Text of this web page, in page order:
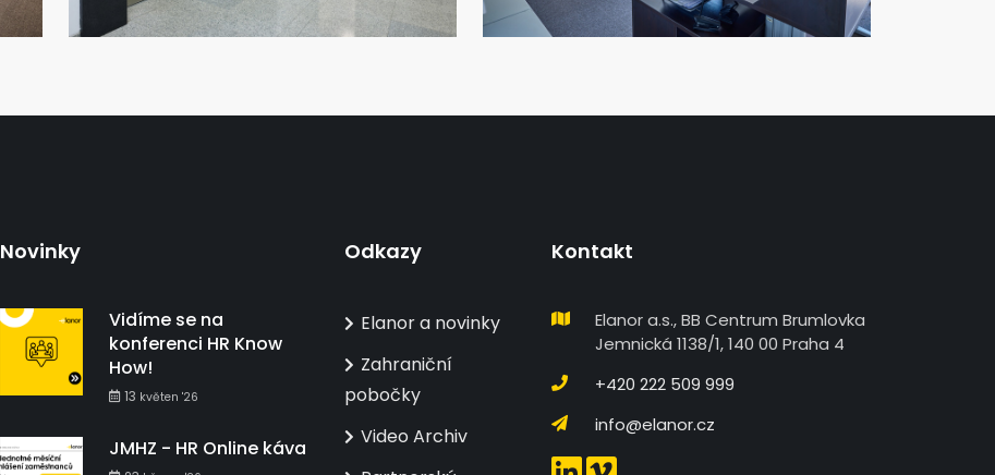
Novinky
Vidíme se na
konferenci HR Know
How!
13 květen '26
JMHZ - HR Online káva
Odkazy
Elanor a novinky
Zahraniční
pobočky
Video Archiv
Kontakt
Elanor a.s., BB Centrum Brumlovka
Jemnická 1138/1, 140 00 Praha 4
+420 222 509 999
info@elanor.cz